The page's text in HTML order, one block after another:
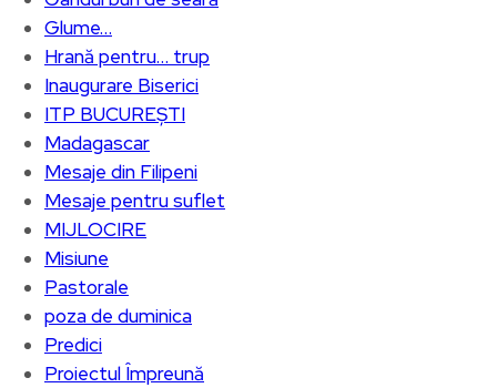
Glume…
Hrană pentru… trup
Inaugurare Biserici
ITP BUCUREȘTI
Madagascar
Mesaje din Filipeni
Mesaje pentru suflet
MIJLOCIRE
Misiune
Pastorale
poza de duminica
Predici
Proiectul Împreună